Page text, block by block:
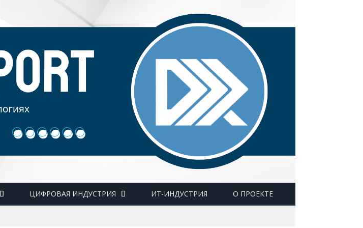
ЦИФРОВАЯ ИНДУСТРИЯ ИТ-ИНДУСТРИЯ О ПРОЕКТЕ